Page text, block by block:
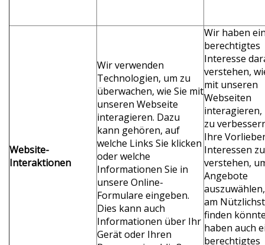
Website-
Interaktionen
Wir verwenden
Technologien, um zu
überwachen, wie Sie mit
unseren Webseite
interagieren. Dazu
kann gehören, auf
welche Links Sie klicken
oder welche
Informationen Sie in
unsere Online-
Formulare eingeben.
Dies kann auch
Informationen über Ihr
Gerät oder Ihren
Wir haben
berechtigtes
Interesse
verstehen,
mit unseren
Webseiten
interagieren,
zu
Ihre
Interessen zu
verstehen,
Angebote
am
finden
haben auch
berechtigtes